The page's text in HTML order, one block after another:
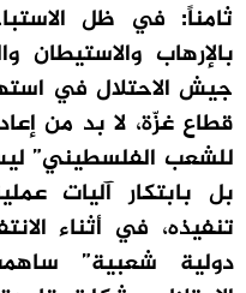
ثامناً: في ظل
بالإرهاب والاستيطان
جيش الاحتلال في
قطاع غزّة، لا بد من
للشعب الفلسطيني”
بل بابتكار آليات
تنفيذه، في أثناء
دولية شعبية”